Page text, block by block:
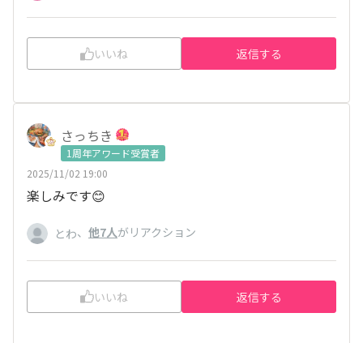
いいね 返信する
さっちき
1周年アワード受賞者
2025/11/02 19:00
楽しみです😊
とわ、 他7人がリアクション
いいね 返信する